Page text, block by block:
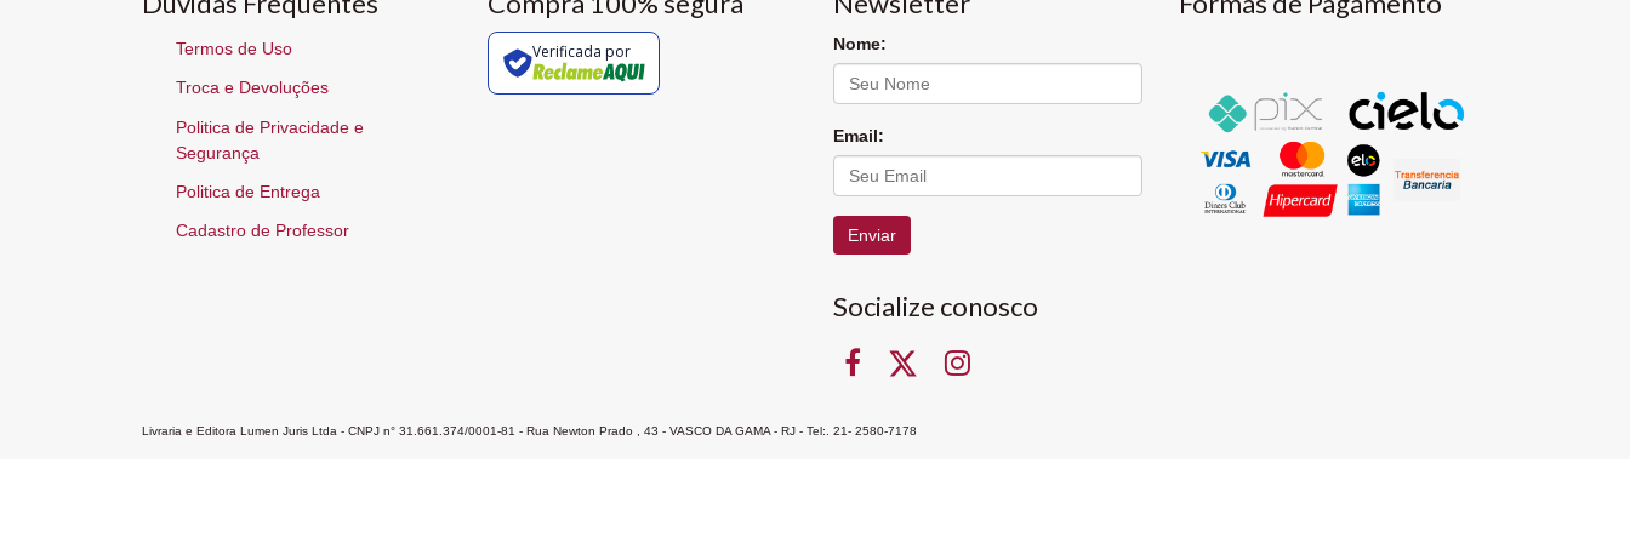
Termos de Uso
Troca e Devoluções
Politica de Privacidade e
Segurança
Politica de Entrega
Cadastro de Professor
Verificada por Nome:
Email:
Enviar
Socialize conosco
Livraria e Editora Lumen Juris Ltda - CNPJ n° 31.661.374/0001-81 - Rua Newton Prado , 43 - VASCO DA GAMA - RJ - Tel:. 21- 2580-7178